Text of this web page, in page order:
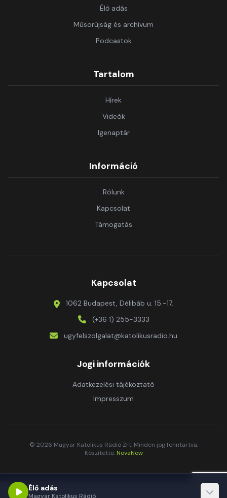
Élő adás
Műsorújság és archívum
Podcastok
Tartalom
Hírek
Videók
Igenaptár
Információ
Rólunk
Kapcsolat
Támogatás
Kapcsolat
1062 Budapest, Délibáb u. 15.-17.
(+36 1) 255-3333
ugyfelszolgalat@katolikusradio.hu
Jogi információk
Adatkezelési tájékoztató
Impresszum
© 2026 Magyar Katolikus Rádió Zrt. Minden jog fenntartva.
Készítette: NovaNow
Élő adás
Magyar Katolikus Rádió